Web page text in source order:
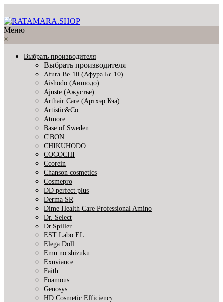
Меню
×
Выбрать производителя
Выбрать производителя
Afura Be-10 (Афура Бе-10)
Aishodo (Аишодо)
Ajuste (Ажустье)
Arthair Care (Артхэр Кэа)
Artistic&Co.
Atmore
Base of Sweden
C'BON
CHIKUHODO
COCOCHI
Ccorein
Chanson cosmetics
Cosmepro
DD perfect plus
Derma SR
Dime Health Care Professional Amino
Dr. Select
Dr.Spiller
EST Labo EL
Elega Doll
Emu no shizuku
Exuviance
Faith
Foamous
Genosys
HD Cosmetic Efficiency